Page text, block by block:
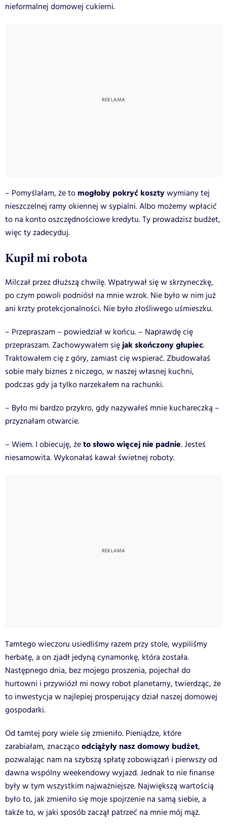
nieformalnej domowej cukierni.
– Pomyślałam, że to mogłoby pokryć kosztywymiany tej
nieszczelnej ramy okiennej w sypialni. Albo możemy wpłacić
to na konto oszczędnościowe kredytu. Ty prowadzisz budżet,
więc ty zadecyduj.
Kupił mi robota
Milczał przez dłuższą chwilę. Wpatrywał się w skrzyneczkę,
po czym powoli podniósł na mnie wzrok. Nie było w nim już
ani krzty protekcjonalności. Nie było złośliwego uśmieszku.
– Przepraszam – powiedział w końcu. – Naprawdę cię
przepraszam. Zachowywałem sięjak skończony głupiec.
Traktowałem cię z góry, zamiast cię wspierać. Zbudowałaś
sobie mały biznes z niczego, w naszej własnej kuchni,
podczas gdy ja tylko narzekałem na rachunki.
– Było mi bardzo przykro, gdy nazywałeś mnie kuchareczką –
przyznałam otwarcie.
– Wiem. I obiecuję, żeto słowo więcej nie padnie. Jesteś
niesamowita. Wykonałaś kawał świetnej roboty.
Tamtego wieczoru usiedliśmy razem przy stole, wypiliśmy
herbatę, a on zjadł jedyną cynamonkę, która została.
Następnego dnia, bez mojego proszenia, pojechał do
hurtowni i przywiózł mi nowy robot planetarny, twierdząc, że
to inwestycja w najlepiej prosperujący dział naszej domowej
gospodarki.
Od tamtej pory wiele się zmieniło. Pieniądze, które
zarabiałam, znaczącoodciążyły nasz domowy budżet,
pozwalając nam na szybszą spłatę zobowiązań i pierwszy od
dawna wspólny weekendowy wyjazd. Jednak to nie finanse
były w tym wszystkim najważniejsze. Największą wartością
było to, jak zmieniło się moje spojrzenie na samą siebie, a
także to, w jaki sposób zaczął patrzeć na mnie mój mąż.